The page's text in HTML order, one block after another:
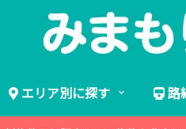
エリア別に探す 路